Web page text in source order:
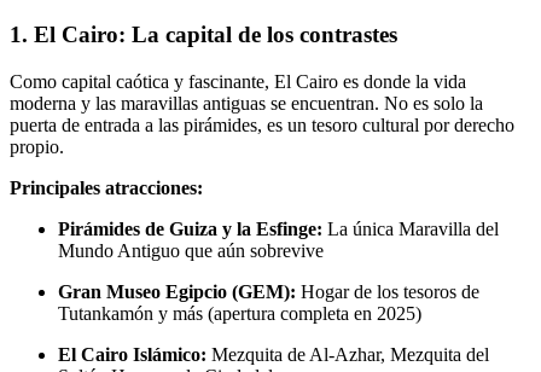
1. El Cairo: La capital de los contrastes
Como capital caótica y fascinante, El Cairo es donde la vida
moderna y las maravillas antiguas se encuentran. No es solo la
puerta de entrada a las pirámides, es un tesoro cultural por derecho
propio.
Principales atracciones:
Pirámides de Guiza y la Esfinge: La única Maravilla del
Mundo Antiguo que aún sobrevive
Gran Museo Egipcio (GEM): Hogar de los tesoros de
Tutankamón y más (apertura completa en 2025)
El Cairo Islámico: Mezquita de Al-Azhar, Mezquita del